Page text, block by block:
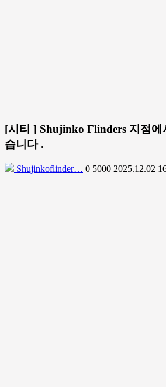
[시티 ] Shujinko Flinders 지점에
습니다 .
Shujinkoflinder… 0 5000 2025.12.02